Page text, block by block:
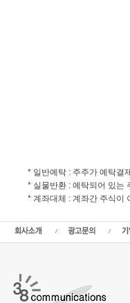
* 일반예탁 : 주주가 예탁결
* 실물반환 : 예탁되어 있는
* 계좌대체 : 계좌간 주식이